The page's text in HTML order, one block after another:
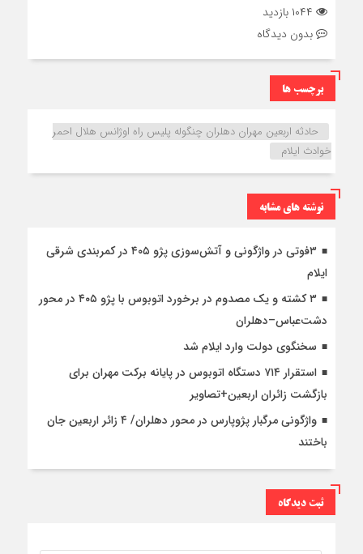
بدون دیدگاه
برچسب ها
حادثه اربعین مهران دهلران چنگوله پلیس راه اوژانس هلال احمر
خوادث ایلام
نوشته های مشابه
۳فوتی در واژگونی و آتش‌سوزی پژو ۴۰۵ در کمربندی شرقی
ایلام
۳ کشته و یک مصدوم در برخورد اتوبوس با پژو ۴۰۵ در محور
دشت‌عباس–دهلران
سخنگوی دولت وارد ایلام شد
استقرار ۷۱۴ دستگاه اتوبوس در پایانه برکت مهران برای
بازگشت زائران اربعین+تصاویر
واژگونی مرگبار پژوپارس در محور دهلران/ ۴ زائر اربعین جان
باختند
ثبت دیدگاه